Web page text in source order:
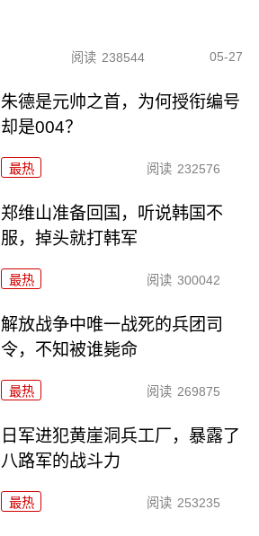
阅读 238544 05-27
朱德是元帅之首，为何授衔编号
却是004？
最热 阅读 232576
郑维山准备回国，听说韩国不
服，掉头就打韩军
最热 阅读 300042
解放战争中唯一战死的兵团司
令，不知被谁毙命
最热 阅读 269875
日军进犯黄崖洞兵工厂，暴露了
八路军的战斗力
最热 阅读 253235